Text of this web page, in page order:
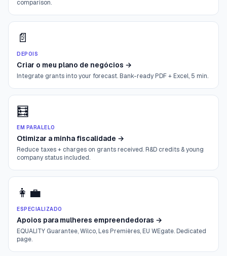
comparison.
📄
DEPOIS
Criar o meu plano de negócios →
Integrate grants into your forecast. Bank-ready PDF + Excel, 5 min.
🧮
EM PARALELO
Otimizar a minha fiscalidade →
Reduce taxes + charges on grants received. R&D credits & young
company status included.
👩‍💼
ESPECIALIZADO
Apoios para mulheres empreendedoras →
EQUALITY Guarantee, Wilco, Les Premières, EU WEgate. Dedicated
page.